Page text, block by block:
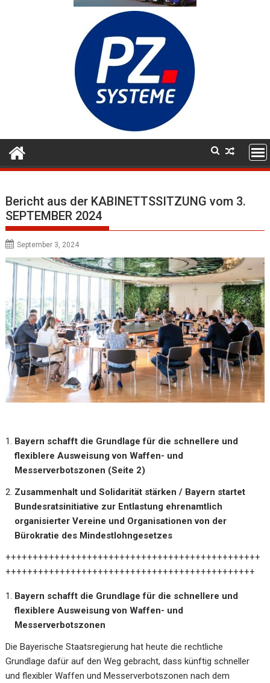
Bericht aus der KABINETTSSITZUNG vom 3.
SEPTEMBER 2024
September 3, 2024
Bayern schafft die Grundlage für die schnellere und
flexiblereAusweisung von Waffen- und
Messerverbotszonen (Seite 2)
Zusammenhalt und Solidarität stärken / Bayern startet
Bundesratsinitiative zur Entlastung ehrenamtlich
organisierterVereine und Organisationen von der
Bürokratie des Mindestlohngesetzes
+++++++++++++++++++++++++++++++++++++++++++++++
++++++++++++++++++++++++++++++++++++++++++++++
Bayern schafft die Grundlage für die schnellere und
flexiblere Ausweisung von Waffen- und
Messerverbotszonen
Die Bayerische Staatsregierung hat heute die rechtliche
Grundlage dafür auf den Weg gebracht, dass künftig schneller
und flexibler Waffen und Messerverbotszonen nach dem